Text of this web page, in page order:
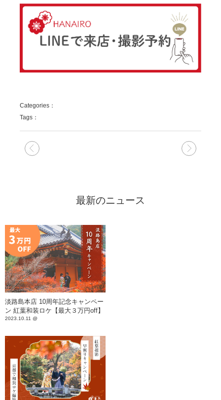
Categories：
Tags：
最新のニュース
淡路島本店 10周年記念キャンペー
ン 紅葉和装ロケ【最大３万円off】
2023.10.11 @